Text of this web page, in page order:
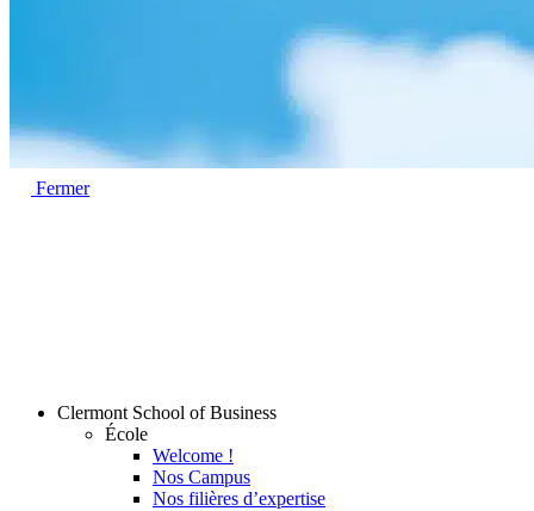
Fermer
Clermont School of Business
École
Welcome !
Nos Campus
Nos filières d’expertise